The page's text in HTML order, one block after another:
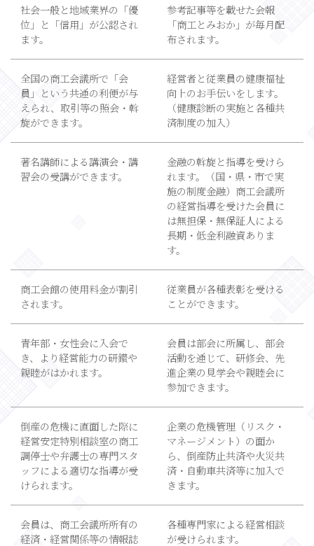
社会一般と地域業界の「優
位」と「信用」が公認され
ます。
参考記事等を載せた会報
「商工とみおか」が毎月配
布されます。
全国の商工会議所で「会
員」という共通の利便が与
えられ、取引等の照会・斡
旋ができます。
経営者と従業員の健康福祉
向上のお手伝いをします。
（健康診断の実施と各種共
済制度の加入）
著名講師による講演会・講
習会の受講ができます。
金融の斡旋と指導を受けら
れます。（国・県・市で実
施の制度金融）商工会議所
の経営指導を受けた会員に
は無担保・無保証人による
長期・低金利融資ありま
す。
商工会館の使用料金が割引
されます。
従業員が各種表彰を受ける
ことができます。
青年部・女性会に入会で
き、より経営能力の研鑚や
親睦がはかれます。
会員は部会に所属し、部会
活動を通じて、研修会、先
進企業の見学会や親睦会に
参加できます。
倒産の危機に直面した際に
経営安定特別相談室の商工
調停士や弁護士の専門スタ
ッフによる適切な指導が受
けられます。
企業の危機管理（リスク・
マネージメント）の面か
ら、倒産防止共済や火災共
済・自動車共済等に加入で
きます。
会員は、商工会議所所有の
経済・経営関係等の情報誌
各種専門家による経営相談
が受けられます。